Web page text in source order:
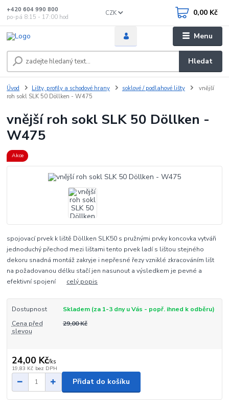
Menu
CZK
Hledat
+420 604 990 800
po-pá 8:15 - 17:00 hod
0,00 Kč
Úvod Lišty, profily a schodové hrany soklové / podlahové lišty
vnější
roh sokl SLK 50 Döllken - W475
vnější roh sokl SLK 50 Döllken -
W475
Akce
spojovací prvek k liště Döllken SLK50 s pružnými prvky koncovka vytváři
jednoduchý přechod mezi lištami tento prvek ladí s lištou stejného
dekoru snadná montáž zakryje i nepřesné řezy vzniklé zkracováním lišt
na požadovanou délku stačí jen nasunout a výsledkem je pevné a
efektivní spojení celý popis
Dostupnost
Skladem (za 1-3 dny u Vás - popř. ihned k odběru)
Cena před
slevou
29,00 Kč
24,00 Kč/ks
19,83 Kč bez DPH
Přidat do košíku